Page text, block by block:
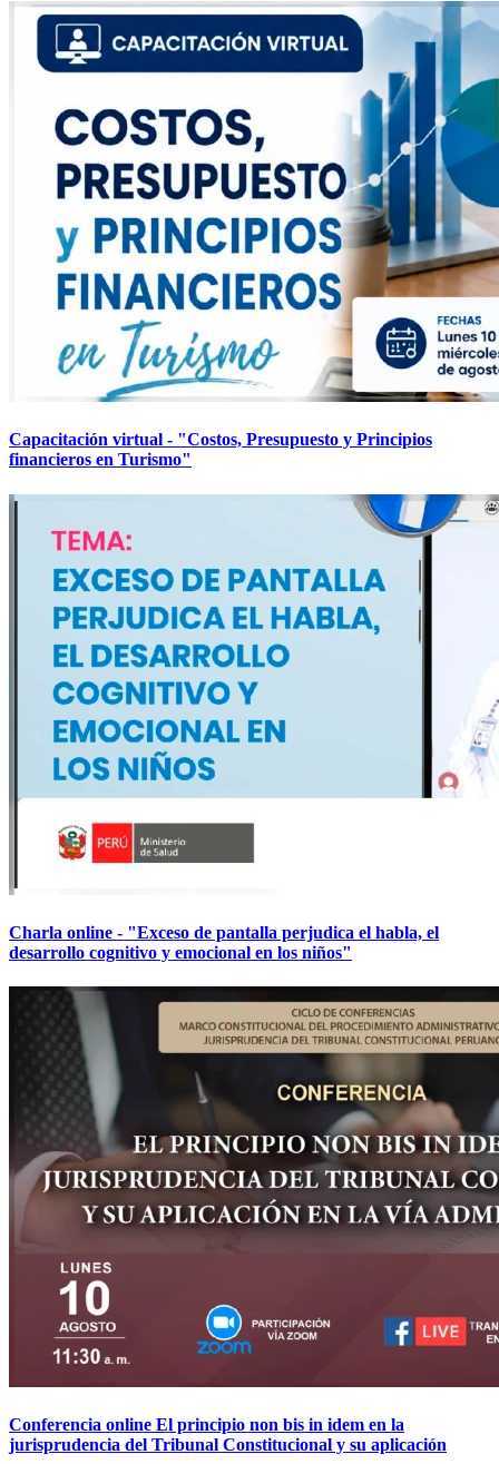
Capacitación virtual - "Costos, Presupuesto y Principios
financieros en Turismo"
Charla online - "Exceso de pantalla perjudica el habla, el
desarrollo cognitivo y emocional en los niños"
Conferencia online El principio non bis in idem en la
jurisprudencia del Tribunal Constitucional y su aplicación